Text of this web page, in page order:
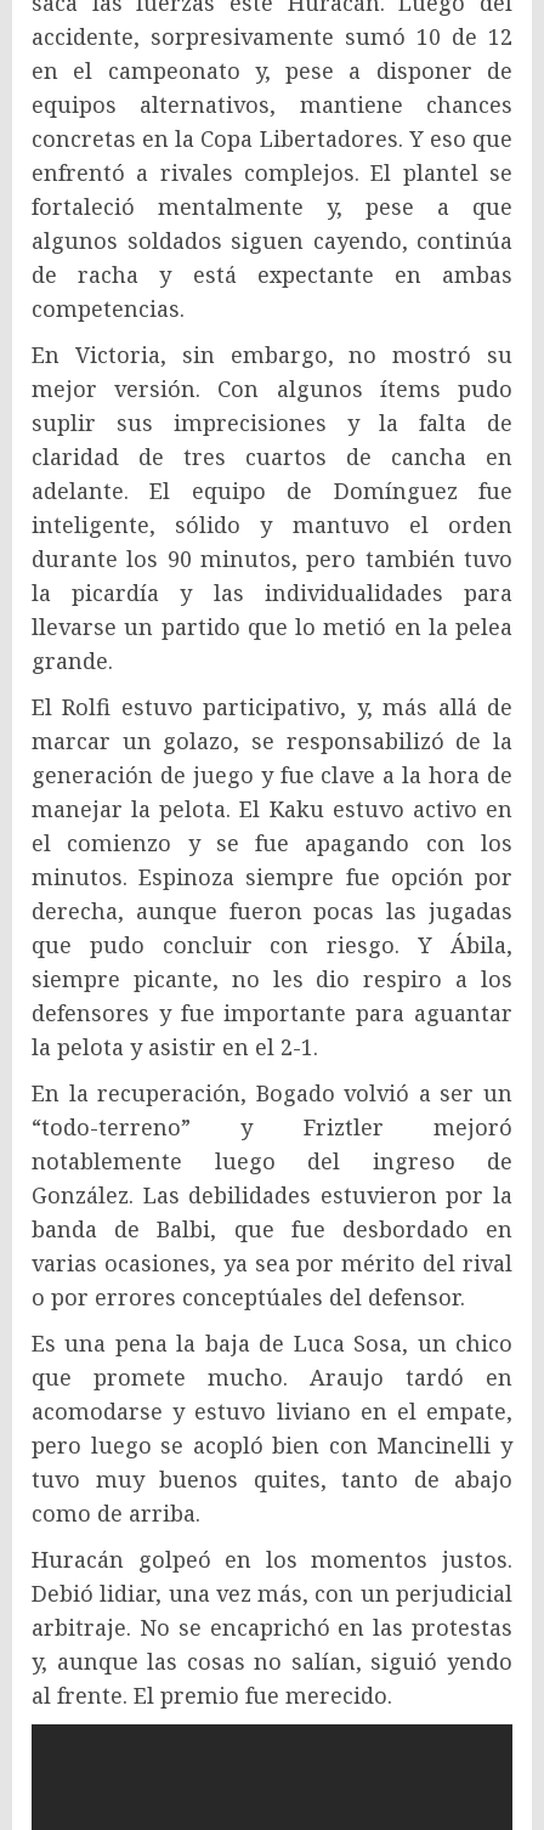
accidente, sorpresivamente sumó 10 de 12
en el campeonato y, pese a disponer de
equipos alternativos, mantiene chances
concretas en la Copa Libertadores. Y eso que
enfrentó a rivales complejos. El plantel se
fortaleció mentalmente y, pese a que
algunos soldados siguen cayendo, continúa
de racha y está expectante en ambas
competencias.
En Victoria, sin embargo, no mostró su
mejor versión. Con algunos ítems pudo
suplir sus imprecisiones y la falta de
claridad de tres cuartos de cancha en
adelante. El equipo de Domínguez fue
inteligente, sólido y mantuvo el orden
durante los 90 minutos, pero también tuvo
la picardía y las individualidades para
llevarse un partido que lo metió en la pelea
grande.
El Rolfi estuvo participativo, y, más allá de
marcar un golazo, se responsabilizó de la
generación de juego y fue clave a la hora de
manejar la pelota. El Kaku estuvo activo en
el comienzo y se fue apagando con los
minutos. Espinoza siempre fue opción por
derecha, aunque fueron pocas las jugadas
que pudo concluir con riesgo. Y Ábila,
siempre picante, no les dio respiro a los
defensores y fue importante para aguantar
la pelota y asistir en el 2-1.
En la recuperación, Bogado volvió a ser un
“todo-terreno” y Friztler mejoró
notablemente luego del ingreso de
González. Las debilidades estuvieron por la
banda de Balbi, que fue desbordado en
varias ocasiones, ya sea por mérito del rival
o por errores conceptúales del defensor.
Es una pena la baja de Luca Sosa, un chico
que promete mucho. Araujo tardó en
acomodarse y estuvo liviano en el empate,
pero luego se acopló bien con Mancinelli y
tuvo muy buenos quites, tanto de abajo
como de arriba.
Huracán golpeó en los momentos justos.
Debió lidiar, una vez más, con un perjudicial
arbitraje. No se encaprichó en las protestas
y, aunque las cosas no salían, siguió yendo
al frente. El premio fue merecido.